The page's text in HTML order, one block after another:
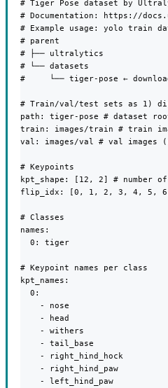
# Tiger Pose dataset by
# Documentation: https://
# Example usage: yolo train
# parent
# ├── ultralytics
# └── datasets
#     └── tiger-pose ←
# Train/val/test sets as 1)
path: tiger-pose # dataset
train: images/train # train
val: images/val # val images
# Keypoints
kpt_shape: [12, 2] #
flip_idx: [0, 1, 2, 3, 4, 5,
# Classes
names:
  0: tiger
# Keypoint names per class
kpt_names:
  0:
    - nose
    - head
    - withers
    - tail_base
    - right_hind_hock
    - right_hind_paw
    - left_hind_paw